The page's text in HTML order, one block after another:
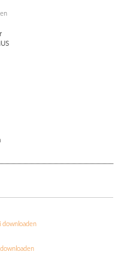
downloaden